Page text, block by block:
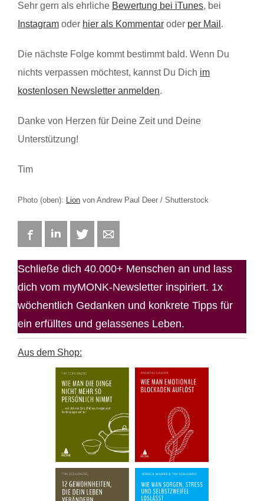
Sehr gern als ehrliche Bewertung bei iTunes, bei
Instagram oder hier als Kommentar oder per Mail .
Die nächste Folge kommt bestimmt bald. Wenn Du
nichts verpassen möchtest, kannst Du Dich im
kostenlosen Newsletter anmelden.
Danke von Herzen für Deine Zeit und Deine
Unterstützung!
Tim
Photo (oben): Lion von Andrew Paul Deer / Shutterstock
FacebookLinkedIn Twitter
Schließe dich 40.000+ Menschen an und lass
dich vom myMONK-Newsletter inspiriert. 1x
wöchentlich Gedanken und konkrete Tipps für
ein erfülltes und gelassenes Leben.
Aus dem Shop: